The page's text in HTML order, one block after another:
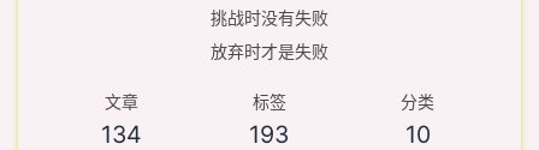
挑战时没有失败
放弃时才是失败
文章
134
标签
193
分类
10